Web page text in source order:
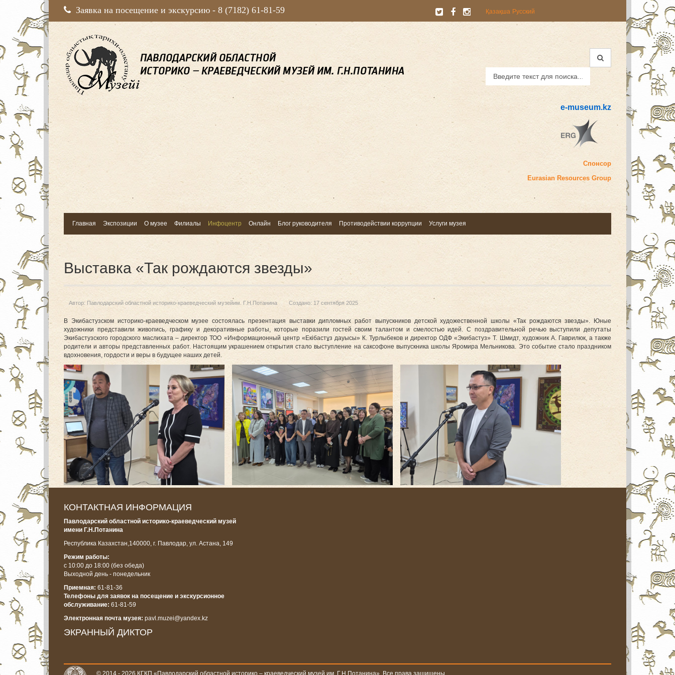
Заявка на посещение и экскурсию - 8 (7182) 61-81-59 Қазақша Русский
e-museum.kz
Спонсор
Eurasian Resources Group
Главная Экспозиции О музее Филиалы Инфоцентр Онлайн Блог руководителя Противодействии коррупции Услуги музея
Выставка «Так рождаются звезды»
Автор: Павлодарский областной историко-краеведческий музейим. Г.Н.Потанина Создано: 17 сентября 2025
В Экибастузском историко-краеведческом музее состоялась презентация выставки дипломных работ выпускников детской художественной школы «Так рождаются звезды». Юные
художники представили живопись, графику и декоративные работы, которые поразили гостей своим талантом и смелостью идей. С поздравительной речью выступили депутаты
Экибастузского городского маслихата – директор ТОО «Информационный центр «Екібастұз дауысы» К. Турлыбеков и директор ОДФ «Экибастуз» Т. Шмидт, художник А. Гаврилюк, а также
родители и авторы представленных работ. Настоящим украшением открытия стало выступление на саксофоне выпускника школы Яромира Мельникова. Это событие стало праздником
вдохновения, гордости и веры в будущее наших детей.
КОНТАКТНАЯ ИНФОРМАЦИЯ
Павлодарский областной историко-краеведческий музей
имени Г.Н.Потанина
Республика Казахстан,140000, г. Павлодар, ул. Астана, 149
Режим работы:
с 10:00 до 18:00 (без обеда)
Выходной день - понедельник
Приемная: 61-81-36
Телефоны для заявок на посещение и экскурсионное
обслуживание: 61-81-59
Электронная почта музея: pavl.muzei@yandex.kz
ЭКРАННЫЙ ДИКТОР
© 2014 - 2026 КГКП «Павлодарский областной историко – краеведческий музей им. Г.Н.Потанина». Все права защищены.